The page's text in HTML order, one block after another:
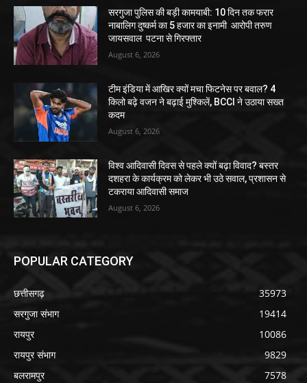
सरगुजा पुलिस की बड़ी कामयाबी: 10 दिन तक फरार
नाबालिग दुष्कर्म का 5 हजार का इनामी आरोपी तरुण
जायसवाल पटना से गिरफ्तार
August 6, 2026
टीम इंडिया में आखिर क्यों मचा फिटनेस पर बवाल? 4
किलो बढ़े वजन ने बढ़ाई मुश्किलें, BCCI ने उठाया सख्त
कदम
August 6, 2026
विश्व आदिवासी दिवस से पहले क्यों बढ़ा विवाद? बस्तर
दशहरा के कार्यक्रम को लेकर भी उठे सवाल, प्रशासन से
टकराया आदिवासी समाज
August 6, 2026
POPULAR CATEGORY
छत्तीसगढ़
35973
सरगुजा संभाग
19414
रायपुर
10086
रायपुर संभाग
9829
बलरामपुर
7578